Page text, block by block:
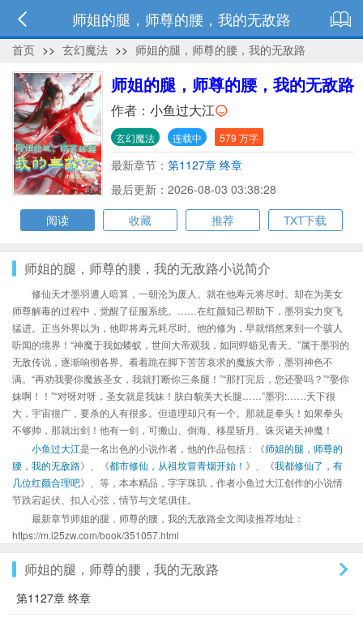
师姐的腿，师尊的腰，我的无敌路
首页 >> 玄幻魔法 >> 师姐的腿，师尊的腰，我的无敌路
师姐的腿，师尊的腰，我的无敌路
作者： 小鱼过大江
玄幻魔法 连载中 579 万字
最新章节： 第1127章 终章
最后更新：2026-08-03 03:38:28
阅读
收藏 推荐 TXT下载
师姐的腿，师尊的腰，我的无敌路小说简介
修仙天才墨羽遭人暗算，一朝沦为废人。就在他寿元将尽时。却在为美女
师尊解毒的过程中，觉醒了征服系统。……在红颜知己帮助下，墨羽实力突飞
猛进。正当外界以为，他即将寿元耗尽时。他的修为，早就悄然来到一个骇人
听闻的境界！“神魔于我如蝼蚁，世间大帝观我，如同蜉蝣见青天。”属于墨羽的
无敌传说，逐渐响彻各界。看着跪在脚下苦苦哀求的魔族大帝，墨羽神色不
满。“再劝我娶你魔族圣女，我就打断你三条腿！”“那打完后，您还娶吗？”“娶你
妹啊！！”“对呀对呀，圣女就是我妹！肤白貌美大长腿……”墨羽:……天下很
大，宇宙很广，要杀的人有很多。但道理却只有一个。那就是拳头！如果拳头
不够帅，那就出剑！他有一剑，可搬山、倒海、移星斩月、诛灭诸天神魔！
小鱼过大江是一名出色的小说作者，他的作品包括：《师姐的腿，师尊的
腰，我的无敌路》、《都市修仙，从祖坟冒青烟开始！ 》、《我都修仙了，有
几位红颜合理吧》、等，本本精品，字字珠玑，作者小鱼过大江创作的小说情
节跌宕起伏、扣人心弦，情节与文笔俱佳。
最新章节师姐的腿，师尊的腰，我的无敌路全文阅读推荐地址：
https://m.i25zw.com/book/351057.html
师姐的腿，师尊的腰，我的无敌路
第1127章 终章